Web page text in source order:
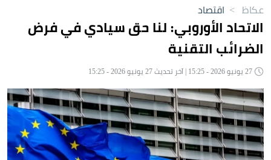
عكاظ > اقتصاد
الاتحاد الأوروبي: لنا حق سيادي في فرض
الضرائب التقنية